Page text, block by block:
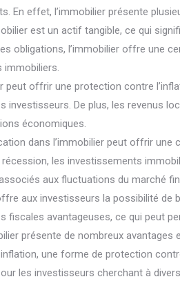
En effet, l’immobilier présente
est un actif tangible, ce qui
obligations, l’immobilier offre une
immobiliers.
peut offrir une protection contre
investisseurs. De plus, les revenus
économiques.
dans l’immobilier peut offrir
les investissements
aux fluctuations du marché
aux investisseurs la possibilité
fiscales avantageuses, ce qui peut
présente de nombreux
une forme de protection
les investisseurs cherchant à